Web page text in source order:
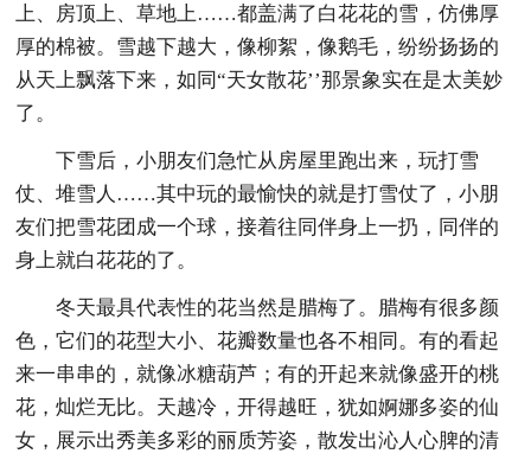
上、房顶上、草地上……都盖满了白花花的雪，仿佛厚
厚的棉被。雪越下越大，像柳絮，像鹅毛，纷纷扬扬的
从天上飘落下来，如同“天女散花’’那景象实在是太美妙
了。
下雪后，小朋友们急忙从房屋里跑出来，玩打雪
仗、堆雪人……其中玩的最愉快的就是打雪仗了，小朋
友们把雪花团成一个球，接着往同伴身上一扔，同伴的
身上就白花花的了。
冬天最具代表性的花当然是腊梅了。腊梅有很多颜
色，它们的花型大小、花瓣数量也各不相同。有的看起
来一串串的，就像冰糖葫芦；有的开起来就像盛开的桃
花，灿烂无比。天越冷，开得越旺，犹如婀娜多姿的仙
女，展示出秀美多彩的丽质芳姿，散发出沁人心脾的清